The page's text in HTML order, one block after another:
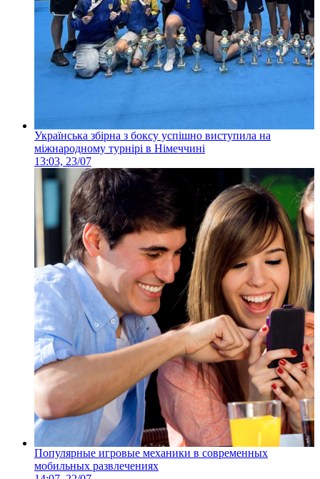
Українська збірна з боксу успішно виступила на
міжнародному турнірі в Німеччині
13:03, 23/07
Популярные игровые механики в современных
мобильных развлечениях